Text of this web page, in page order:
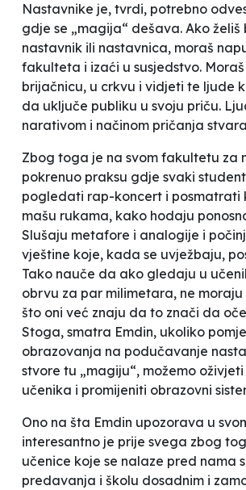
Nastavnike je, tvrdi, potrebno
gdje se „magija“ dešava. Ako
nastavnik ili nastavnica, moraš
fakulteta i izaći u susjedstvo.
brijačnicu, u crkvu i vidjeti te ljude
da uključe publiku u svoju priču.
narativom i načinom pričanja
Zbog toga je na svom fakultetu za
pokrenuo praksu gdje svaki
pogledati rap-koncert i posmatrati
mašu rukama, kako hodaju
Slušaju metafore i analogije i
vještine koje, kada se uvježbaju,
Tako nauče da ako gledaju u
obrvu za par milimetara, ne
što oni već znaju da to znači da
Stoga, smatra Emdin, ukoliko
obrazovanja na podučavanje
stvore tu „magiju“, možemo
učenika i promijeniti obrazovni
Ono na šta Emdin upozorava u
interesantno je prije svega zbog
učenice koje se nalaze pred nama
predavanja i školu dosadnim i